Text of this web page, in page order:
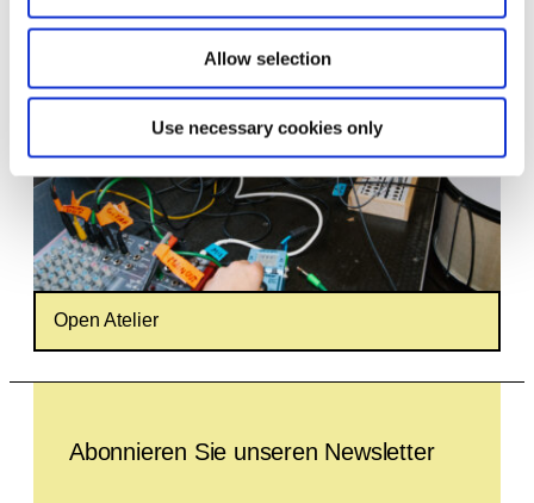
Allow selection
Use necessary cookies only
Open Atelier
Abonnieren Sie unseren Newsletter